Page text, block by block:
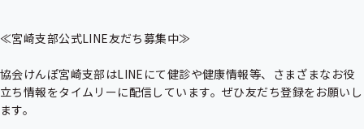
≪宮崎支部公式LINE友だち募集中≫
協会けんぽ宮崎支部はLINEにて健診や健康情報等、さまざまなお役
立ち情報をタイムリーに配信しています。ぜひ友だち登録をお願いし
ます。